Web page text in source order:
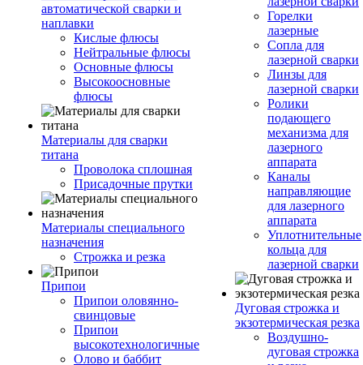
автоматической сварки и
наплавки
Кислые флюсы
Нейтральные флюсы
Основные флюсы
Высокоосновные
флюсы
Материалы для сварки
титана
Проволока сплошная
Присадочные прутки
Материалы специального
назначения
Строжка и резка
Припои
Припои оловянно-
свинцовые
Припои
высокотехнологичные
Олово и баббит
Горелки
лазерные
Сопла для
лазерной сварки
Линзы для
лазерной сварки
Ролики
подающего
механизма для
лазерного
аппарата
Каналы
направляющие
для лазерного
аппарата
Уплотнительные
кольца для
лазерной сварки
Дуговая строжка и
экзотермическая резка
Воздушно-
дуговая строжка